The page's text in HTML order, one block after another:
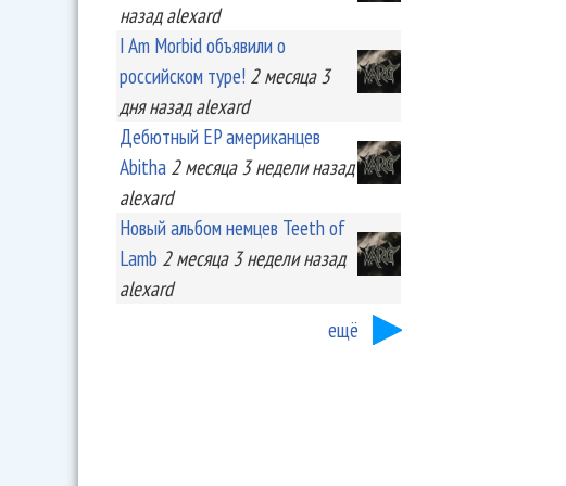
назад alexard
I Am Morbid объявили о
российском туре! 2 месяца 3
дняназад alexard
Дебютный EP американцев
Abitha 2 месяца 3 неделиназад
alexard
Новый альбом немцев Teeth of
Lamb 2 месяца 3 неделиназад
alexard
ещё